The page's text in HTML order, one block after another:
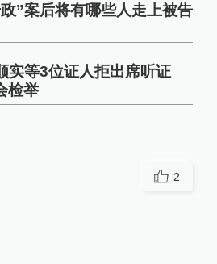
”案后将有哪些人走上被告
实等3位证人拒出席听证
检举
2